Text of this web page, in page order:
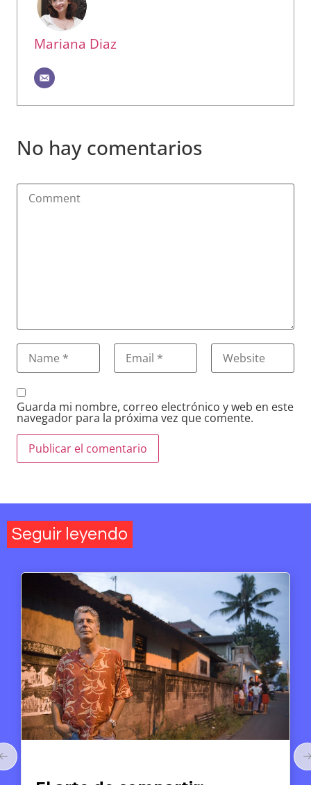
Mariana Diaz
No hay comentarios
Guarda mi nombre, correo electrónico y web en este
navegador para la próxima vez que comente.
Seguir leyendo